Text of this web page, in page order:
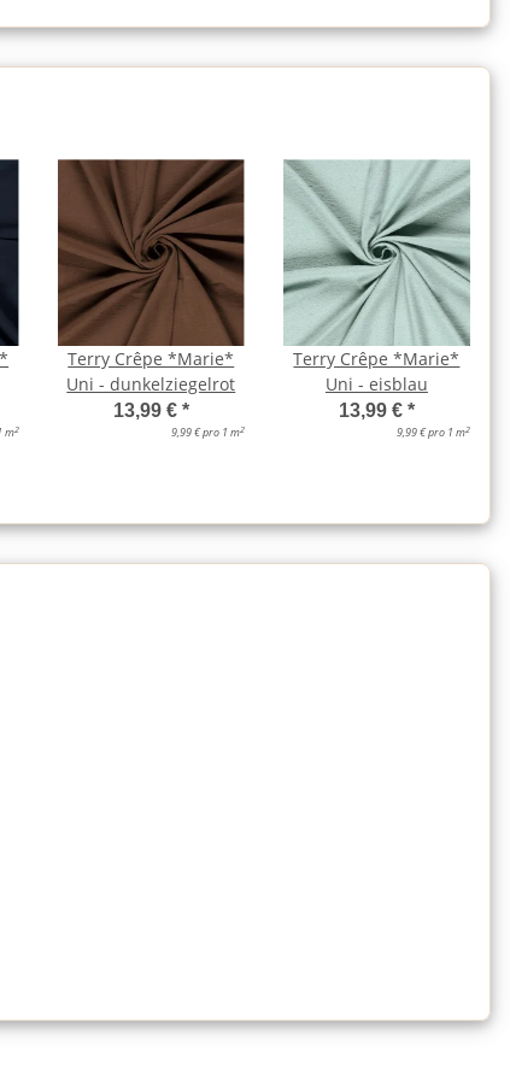
m2
Terry Crêpe *Marie*
Uni - dunkelziegelrot
13,99 € *
9,99 € pro 1 m2
Terry Crêpe *Marie*
Uni - eisblau
13,99 € *
9,99 € pro 1 m2